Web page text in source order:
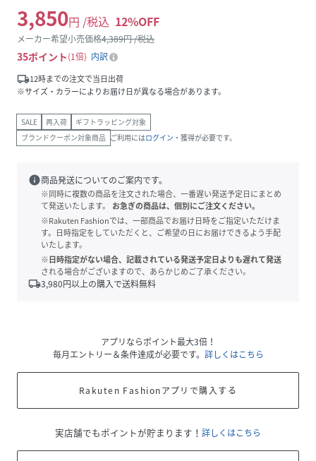
3,850円 /税込 12%OFF
メーカー希望小売価格4,389円 /税込
35ポイント 1倍
内訳
local_shipping12時までの注文で当日出荷
※サイズ・カラーによりお届け日が異なる場合があります。
SALE 再入荷
ギフトラッピング対象
ブランドクーポン対象商品 ご利用にはログイン ・獲得が必要です。
info商品発送についてのご案内です。
※同時に複数の商品を注文された場合、一番遅い発送予定日にまとめ
て発送いたします。
お急ぎの商品は、個別にご注文ください。
※Rakuten Fashionでは、一部商品でお届け日時をご指定いただけま
す。日時指定をしていただくと、ご希望の日にお届けできるよう手配
いたします。
※日時指定がない場合、記載されている発送予定日よりも遅れて発送
される場合がございますので、あらかじめご了承ください。
local_shipping3,980円以上の購入で送料無料
アプリならポイント最大3倍！
毎月エントリー＆条件達成が必要です。 詳しくはこちら
Rakuten Fashionアプリで購入する
実店舗でもポイントが貯まります！ 詳しくはこちら